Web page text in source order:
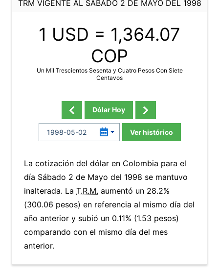
TRM VIGENTE AL SÁBADO 2 DE MAYO DEL 1998
1 USD = 1,364.07
COP
Un Mil Trescientos Sesenta y Cuatro Pesos Con Siete
Centavos
Dólar Hoy
Ver histórico
La cotización del dólar en Colombia para el
día Sábado 2 de Mayo del 1998 se mantuvo
inalterada. La T.R.M. aumentó un 28.2%
(300.06 pesos) en referencia al mismo día del
año anterior y subió un 0.11% (1.53 pesos)
comparando con el mismo día del mes
anterior.